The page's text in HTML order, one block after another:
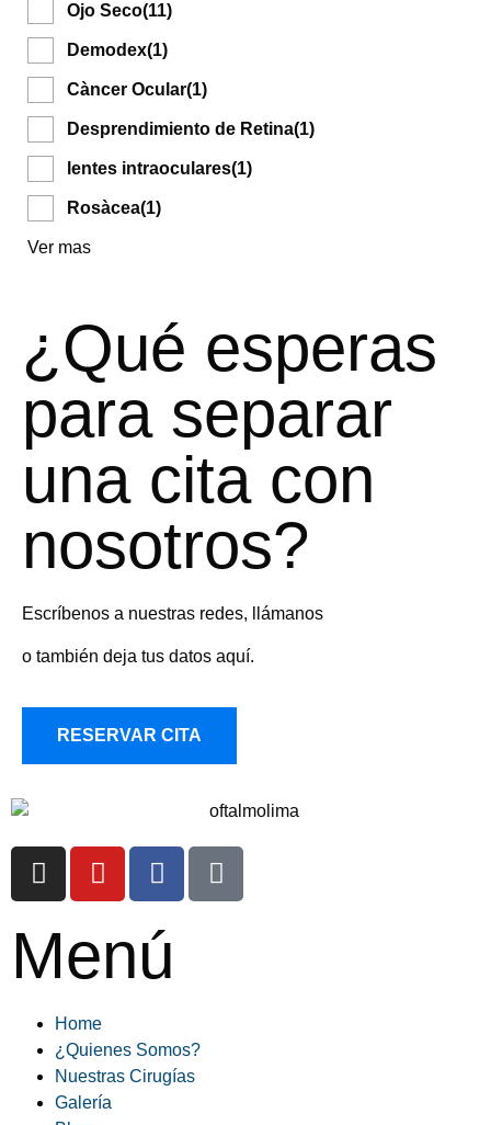
Ojo Seco(11)
Demodex(1)
Càncer Ocular(1)
Desprendimiento de Retina(1)
lentes intraoculares(1)
Rosàcea(1)
Ver mas
¿Qué esperas
para separar
una cita con
nosotros?
Escríbenos a nuestras redes, llámanos
o también deja tus datos aquí.
RESERVAR CITA
Menú
Home
¿Quienes Somos?
Nuestras Cirugías
Galería